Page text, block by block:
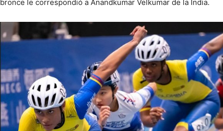
bronce le correspondió a Anandkumar Velkumar de la India.